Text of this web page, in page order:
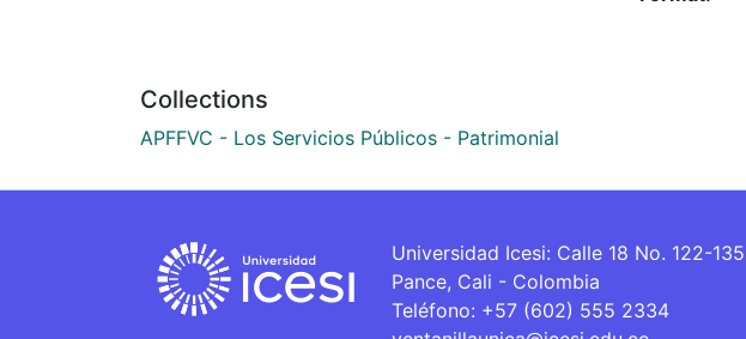
Collections
APFFVC - Los Servicios Públicos - Patrimonial
Universidad Icesi: Calle 18 No. 122-135
Pance, Cali - Colombia
Teléfono: +57 (602) 555 2334